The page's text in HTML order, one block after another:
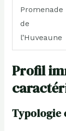
Promenade
de
l’Huveaune
Profil
Typologie